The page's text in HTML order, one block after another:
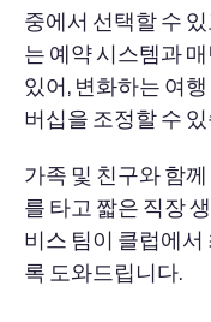
중에서 선택할 수
는 예약 시스템과 매
있어, 변화하는 여
버십을 조정할 수 있
가족 및 친구와 함
를 타고 짧은 직장
비스 팀이 클럽에서
록 도와드립니다.